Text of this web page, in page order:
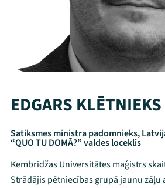
EDGARS KLĒTNIEKS
Satiksmes ministra padomnieks,
“QUO TU DOMĀ?” valdes loceklis
Kembridžas Universitātes maģistrs
Strādājis pētniecības grupā jaunu zāļu